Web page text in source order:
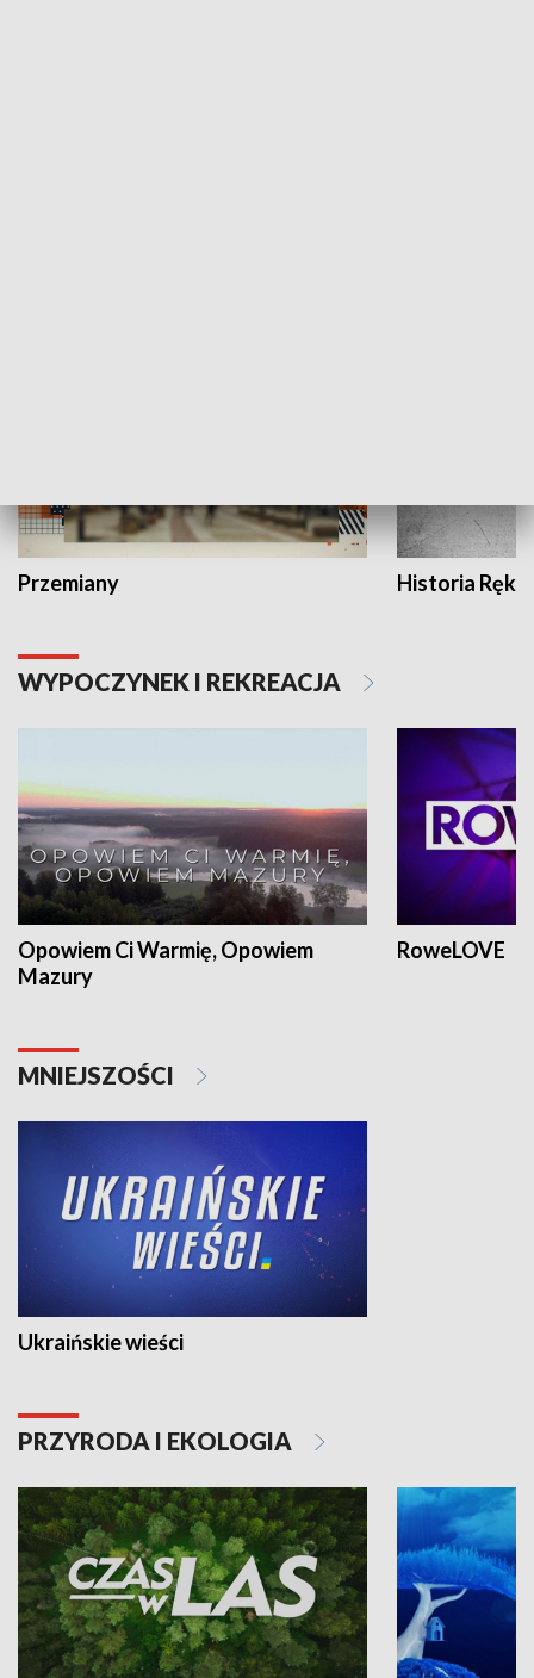
Przemiany Historia Ręką
WYPOCZYNEK I REKREACJA
Opowiem Ci Warmię, Opowiem
Mazury
RoweLOVE
MNIEJSZOŚCI
Ukraińskie wieści
PRZYRODA I EKOLOGIA